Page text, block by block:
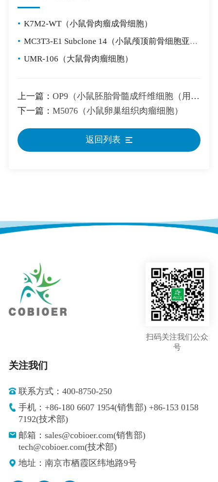
• K7M2-WT（小鼠骨肉瘤成骨细胞）
• MC3T3-E1 Subclone 14（小鼠颅顶前骨细胞亚克隆14）
• UMR-106（大鼠骨肉瘤细胞）
上一篇： OP9（小鼠胚胎骨髓成纤维细胞（用于ES分化））
下一篇： M5076（小鼠卵巢组织肉瘤细胞）
返回列表
扫码关注我们公众
号
关注我们
联系方式：400-8750-250
手机：+86-180 6607 1954(销售部) +86-153 0158
7192(技术部)
邮箱：sales@cobioer.com(销售部)
tech@cobioer.com(技术部)
地址：南京市栖霞区纬地路9号